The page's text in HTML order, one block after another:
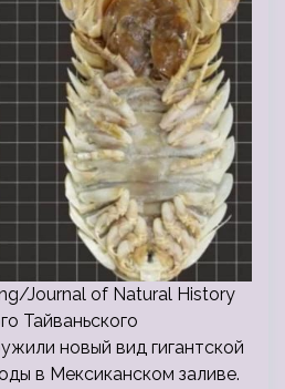
Journal of Natural History
Тайваньского
новый вид гигантской
в Мексиканском заливе.